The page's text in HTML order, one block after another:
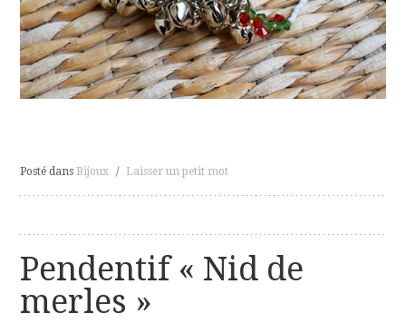
Posté dans Bijoux / Laisser un petit mot
Pendentif « Nid de
merles »